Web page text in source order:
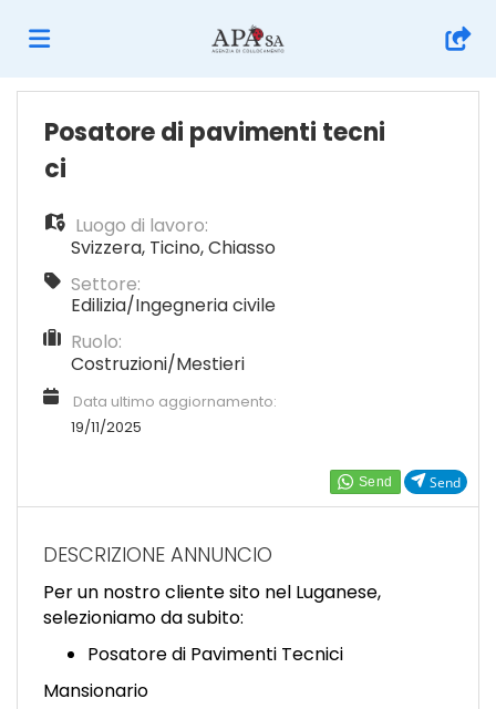
Home
lavoro
il
CV
Login
Lingua
EN
IT
Send
Posatore di pavimenti tecni
ci
Luogo di lavoro:
Svizzera, Ticino,Chiasso
Settore:
Edilizia/Ingegneria civile
Ruolo:
Costruzioni/Mestieri
Data ultimo aggiornamento:
19/11/2025
DESCRIZIONE ANNUNCIO
Per un nostro cliente sito nel Luganese,
selezioniamo da subito:
Posatore di Pavimenti Tecnici
Mansionario